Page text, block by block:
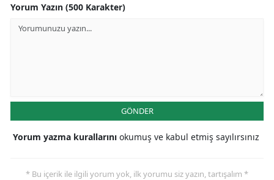
Yorum Yazın (500 Karakter)
GÖNDER
Yorum yazma kurallarını okumuş ve kabul etmiş sayılırsınız
* Bu içerik ile ilgili yorum yok, ilk yorumu siz yazın, tartışalım *